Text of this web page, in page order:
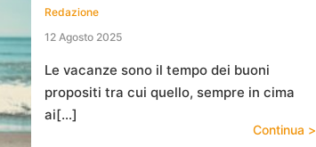
Redazione
12 Agosto 2025
Le vacanze sono il tempo dei buoni
propositi tra cui quello, sempre in cima
ai[…]
Continua >